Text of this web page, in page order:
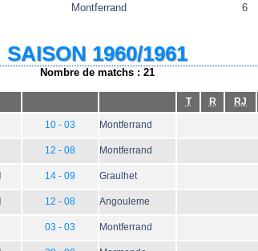
Montferrand 6
SAISON 1960/1961
Nombre de matchs : 21
T R RJ
10 - 03 Montferrand
12 - 08 Montferrand
14 - 09 Graulhet
12 - 08 Angouleme
03 - 03 Montferrand